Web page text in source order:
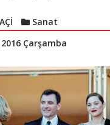
Sanat
Çarşamba